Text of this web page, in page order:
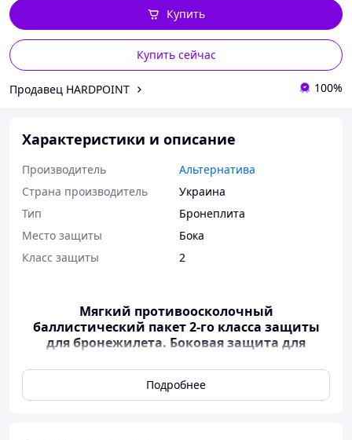
Купить сейчас
Купить
Продавец HARDPOINT 100%
Характеристики и описание
Производитель
Альтернатива
Страна производитель
Украина
Тип
Бронеплита
Место защиты
Бока
Класс защиты
2
Мягкий противоосколочный
баллистический пакет 2-го класса защиты
для бронежилета. Боковая защита для
Баллистические пакеты 2 класса
Подробнее